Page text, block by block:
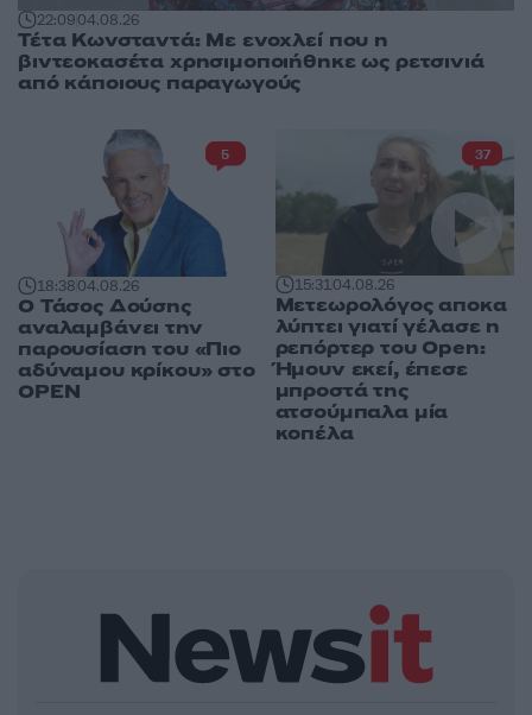
22:0904.08.26
Τέτα Κωνσταντά: Με ενοχλεί που η
βιντεοκασέτα χρησιμοποιήθηκε ως ρετσινιά
από κάποιους παραγωγούς
18:3804.08.26
Ο Τάσος Δούσης
αναλαμβάνει την
παρουσίαση του «Πιο
αδύναμου κρίκου» στο
OPEN
5
15:3104.08.26
Μετεωρολόγος αποκα
λύπτει γιατί γέλασε η
ρεπόρτερ του Open:
Ήμουν εκεί, έπεσε
μπροστά της
ατσούμπαλα μία
κοπέλα
37